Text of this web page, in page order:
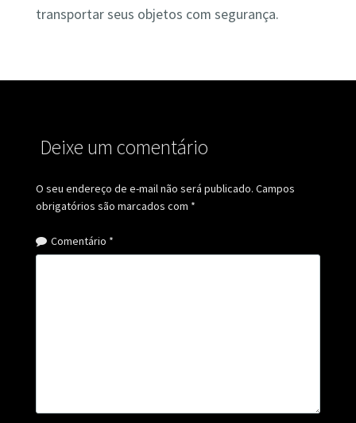
transportar seus objetos com segurança.
Deixe um comentário
O seu endereço de e-mail não será publicado. Campos
obrigatórios são marcados com *
Comentário *